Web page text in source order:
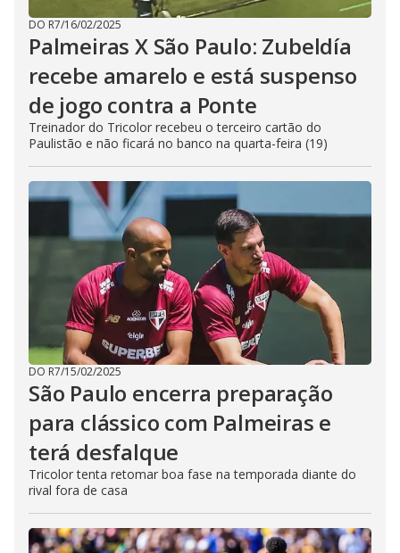
DO R7/16/02/2025
Palmeiras X São Paulo: Zubeldía
recebe amarelo e está suspenso
de jogo contra a Ponte
Treinador do Tricolor recebeu o terceiro cartão do
Paulistão e não ficará no banco na quarta-feira (19)
DO R7/15/02/2025
São Paulo encerra preparação
para clássico com Palmeiras e
terá desfalque
Tricolor tenta retomar boa fase na temporada diante do
rival fora de casa